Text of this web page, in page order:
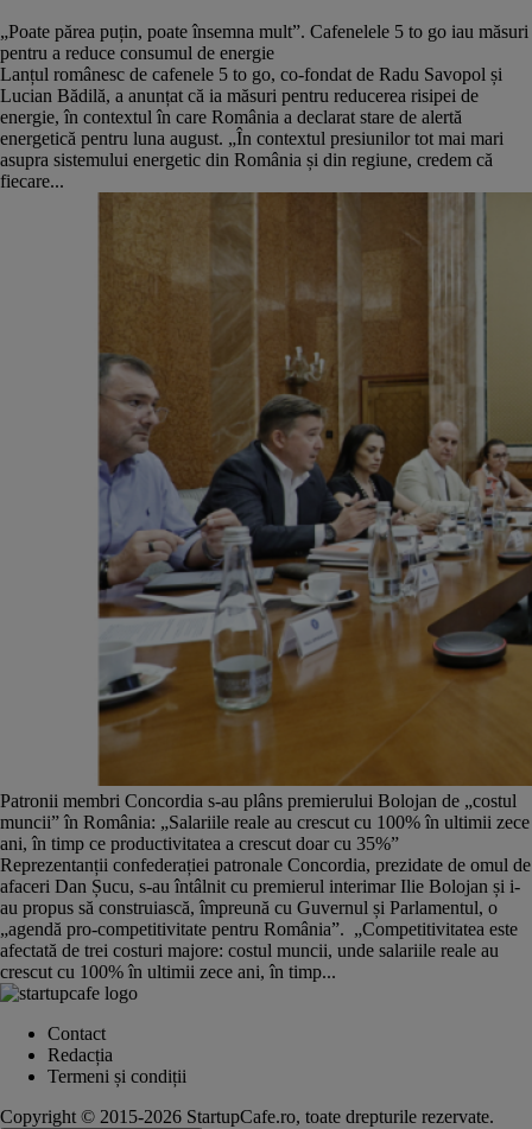
„Poate părea puțin, poate însemna mult”. Cafenelele 5 to go iau măsuri
pentru a reduce consumul de energie
Lanțul românesc de cafenele 5 to go, co-fondat de Radu Savopol și
Lucian Bădilă, a anunțat că ia măsuri pentru reducerea risipei de
energie, în contextul în care România a declarat stare de alertă
energetică pentru luna august. „În contextul presiunilor tot mai mari
asupra sistemului energetic din România și din regiune, credem că
fiecare...
Patronii membri Concordia s-au plâns premierului Bolojan de „costul
muncii” în România: „Salariile reale au crescut cu 100% în ultimii zece
ani, în timp ce productivitatea a crescut doar cu 35%”
Reprezentanții confederației patronale Concordia, prezidate de omul de
afaceri Dan Șucu, s-au întâlnit cu premierul interimar Ilie Bolojan și i-
au propus să construiască, împreună cu Guvernul și Parlamentul, o
„agendă pro-competitivitate pentru România”. „Competitivitatea este
afectată de trei costuri majore: costul muncii, unde salariile reale au
crescut cu 100% în ultimii zece ani, în timp...
Contact
Redacția
Termeni și condiții
Copyright © 2015-2026 StartupCafe.ro, toate drepturile rezervate.